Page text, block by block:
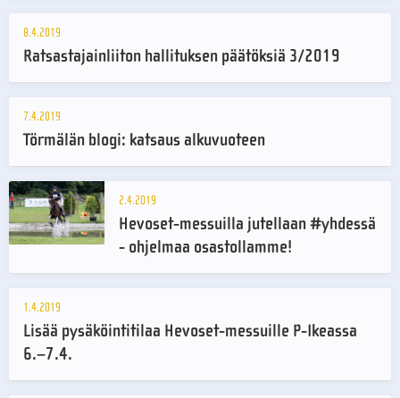
8.4.2019
Ratsastajainliiton hallituksen päätöksiä 3/2019
7.4.2019
Törmälän blogi: katsaus alkuvuoteen
2.4.2019
Hevoset-messuilla jutellaan #yhdessä
- ohjelmaa osastollamme!
1.4.2019
Lisää pysäköintitilaa Hevoset-messuille P-Ikeassa
6.–7.4.